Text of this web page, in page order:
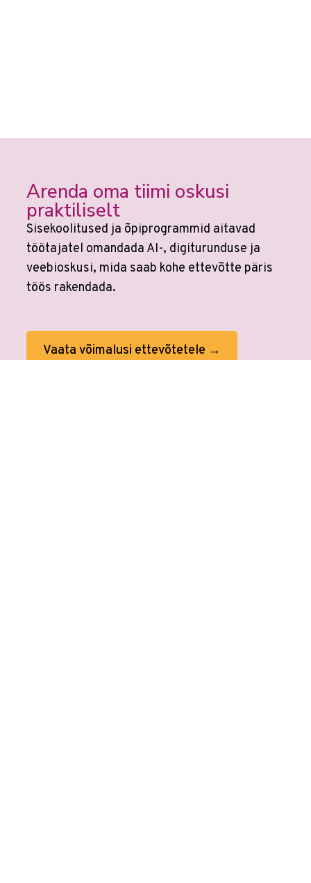
Arenda oma tiimi oskusi
praktiliselt
Sisekoolitused ja õpiprogrammid aitavad
töötajatel omandada AI-, digiturunduse ja
veebioskusi, mida saab kohe ettevõtte päris
töös rakendada.
Vaata võimalusi ettevõtetele →